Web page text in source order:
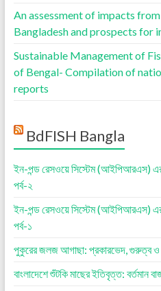
An assessment of impacts
Bangladesh and prospects for
Sustainable Management of
of Bengal- Compilation of
reports
BdFISH Bangla
ইন-পন্ড রেসওয়ে সিস্টেম (আইপিআরএস)
পর্ব-২
ইন-পন্ড রেসওয়ে সিস্টেম (আইপিআরএস)
পর্ব-১
পুকুরের জলজ আগাছা: প্রকারভেদ, গুরুত্ব
বাংলাদেশে শুঁটকি মাছের ইতিবৃত্ত: বর্তমান